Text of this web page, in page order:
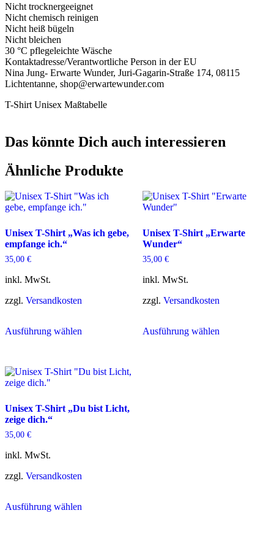
Nicht trocknergeeignet
Nicht chemisch reinigen
Nicht heiß bügeln
Nicht bleichen
30 °C pflegeleichte Wäsche
Kontaktadresse/Verantwortliche Person in der EU
Nina Jung- Erwarte Wunder, Juri-Gagarin-Straße 174, 08115
Lichtentanne, shop@erwartewunder.com
T-Shirt Unisex Maßtabelle
Das könnte Dich auch interessieren
Ähnliche Produkte
Unisex T-Shirt „Was ich gebe,
empfange ich.“
35,00 €
inkl. MwSt.
zzgl. Versandkosten
Ausführung wählenProdukt
auf.
können
Unisex T-Shirt „Erwarte
Wunder“
35,00 €
inkl. MwSt.
zzgl. Versandkosten
Ausführung wählenProdukt
Unisex T-Shirt „Du bist Licht,
zeige dich.“
35,00 €
inkl. MwSt.
zzgl. Versandkosten
Ausführung wählenProdukt